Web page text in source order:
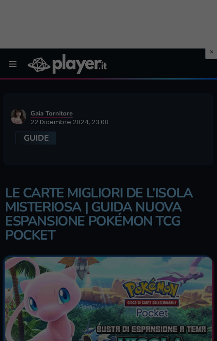
Gaia Tornitore
22 Dicembre 2024, 23:00
GUIDE
LE CARTE MIGLIORI DE L’ISOLA
MISTERIOSA | GUIDA NUOVA
ESPANSIONE POKÉMON TCG
POCKET